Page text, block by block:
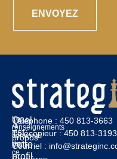
Les
renseignements
contenus
dans
ce
Quel
est
votre
profil
À
propos
Téléphone : 450 813-3663
Télécopieur : 450 813-3193
Courriel :